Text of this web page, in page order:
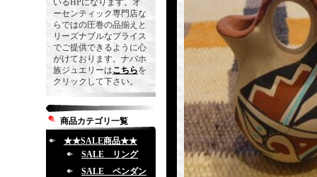
いるHPになります。オ
ーセンティック専門店な
らではの圧巻の品揃えと
リーズナブルなプライス
でご提供できるように心
がけております。ナバホ
族ジュエリーはこちらを
クリックして下さい。
商品カテゴリ一覧
★★SALE商品★★
SALE リング
SALE ペンダン